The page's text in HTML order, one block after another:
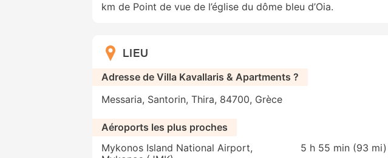
km de Point de vue de l’église du dôme bleu d’Oia.
LIEU
Adresse de Villa Kavallaris & Apartments ?
Messaria, Santorin, Thira, 84700, Grèce
Aéroports les plus proches
Mykonos Island National Airport,
5 h 55 min (93 mi)